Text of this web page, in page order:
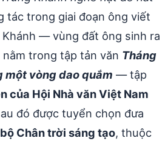
tác trong giai đoạn ông viết
— vùng đất ông sinh ra
trong tập tản văn Tháng
một vòng dao quắm — tập
của Hội Nhà văn Việt Nam
đó được tuyển chọn đưa
Chân trời sáng tạo, thuộc